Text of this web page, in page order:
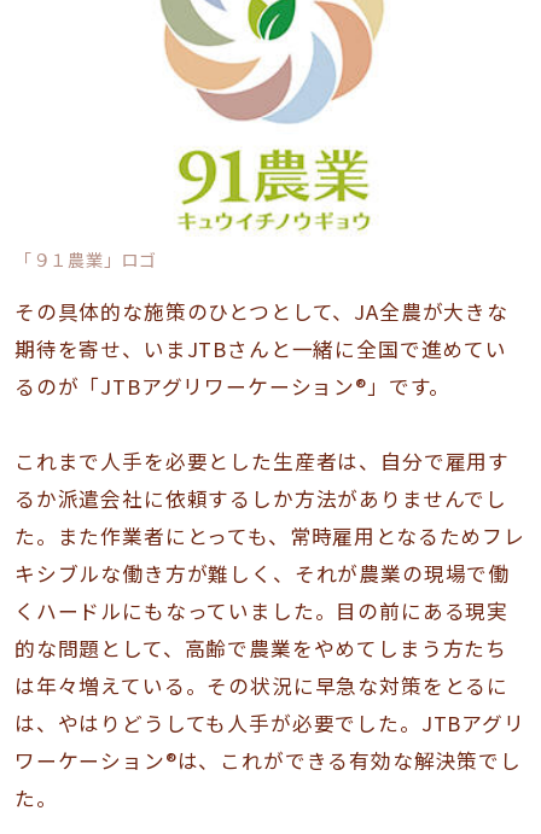
「９１農業」ロゴ
その具体的な施策のひとつとして、JA全農が大きな
期待を寄せ、いまJTBさんと一緒に全国で進めてい
るのが「JTBアグリワーケーション®」です。
これまで人手を必要とした生産者は、自分で雇用す
るか派遣会社に依頼するしか方法がありませんでし
た。また作業者にとっても、常時雇用となるためフレ
キシブルな働き方が難しく、それが農業の現場で働
くハードルにもなっていました。目の前にある現実
的な問題として、高齢で農業をやめてしまう方たち
は年々増えている。その状況に早急な対策をとるに
は、やはりどうしても人手が必要でした。JTBアグリ
ワーケーション®は、これができる有効な解決策でし
た。